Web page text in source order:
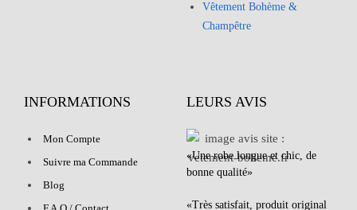
Vêtement Bohème &
Champêtre
INFORMATIONS
Mon Compte
Suivre ma Commande
Blog
LEURS AVIS
«Une robe longue et chic, de
bonne qualité»
«Très satisfait, produit original